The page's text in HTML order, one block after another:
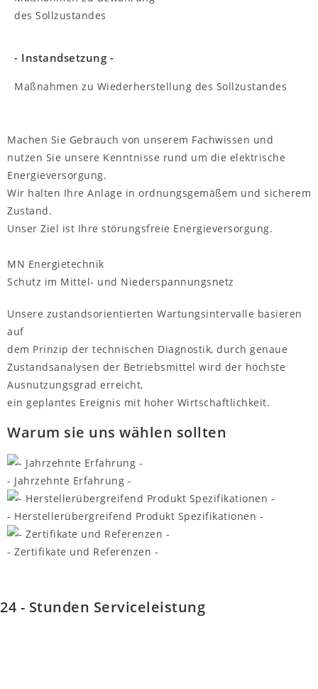
des Sollzustandes
- Instandsetzung -
Maßnahmen zu Wiederherstellung des Sollzustandes
Machen Sie Gebrauch von unserem Fachwissen und
nutzen Sie unsere Kenntnisse rund um die elektrische
Energieversorgung.
Wir halten Ihre Anlage in ordnungsgemäßem und sicherem
Zustand.
Unser Ziel ist Ihre störungsfreie Energieversorgung.
MN Energietechnik
Schutz im Mittel- und Niederspannungsnetz
Unsere zustandsorientierten Wartungsintervalle basieren
auf
dem Prinzip der technischen Diagnostik, durch genaue
Zustandsanalysen der Betriebsmittel wird der höchste
Ausnutzungsgrad erreicht,
ein geplantes Ereignis mit hoher Wirtschaftlichkeit.
Warum sie uns wählen sollten
- Jahrzehnte Erfahrung -
- Herstellerübergreifend Produkt Spezifikationen -
- Zertifikate und Referenzen -
24 - Stunden Serviceleistung